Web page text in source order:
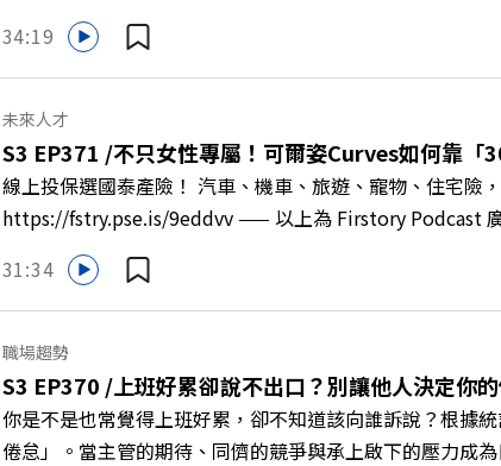
Firstory Podcast 廣告 —— 在少子化浪潮、私校面臨退場
到樹德科技大學校長王昭雄，帶你解析樹德科大如何打造
「產學無縫接軌者」？ 🔺AI如何深度賦能設計與人文學科
USR專案！深耕地方的溫暖社會責任平台 主持人／遠見雜
慶遠見40歲生日！手速搶下破天荒的獨家優惠
https://reurl.cc/A4ELQp IG：https://bit.ly/3AjBWNV
34:19
未來人才
S3 EP371 /不只女性專屬！可爾姿Curves如何靠「
線上投保選國泰產險！ 汽車、機車、旅遊、寵物、住宅險
https://fstry.pse.is/9eddvv —— 以上為 Firstory Podcast
轉型突圍？ 本集《遠見ON AIR》邀請到可爾姿Curves台
機！ 🔺如何從「傳統大型健身房」轉型為「社區運動便利
高齡化！驚豔醫學界的「社會處方」 🔺超高加盟成功率！
庫總編輯 李建興 與談人／可爾姿Curves台灣執行長 林宏
https://gvmkt.pse.is/9al3px ✨關注《遠見》更多的社群
https://bit.ly/38jNi9k Powered by Firstory Hosting
31:34
職場趨勢
S3 EP370 /上班好累卻說不出口？別讓他人決定你
你是不是也常覺得上班好累，卻不知道該向誰訴說？根據
倦怠」。當主管的期待、同儕的競爭與承上啟下的壓力成